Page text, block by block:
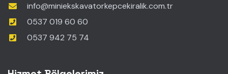
info@miniekskavatorkepcekiralik.com.tr
0537 019 60 60
0537 942 75 74